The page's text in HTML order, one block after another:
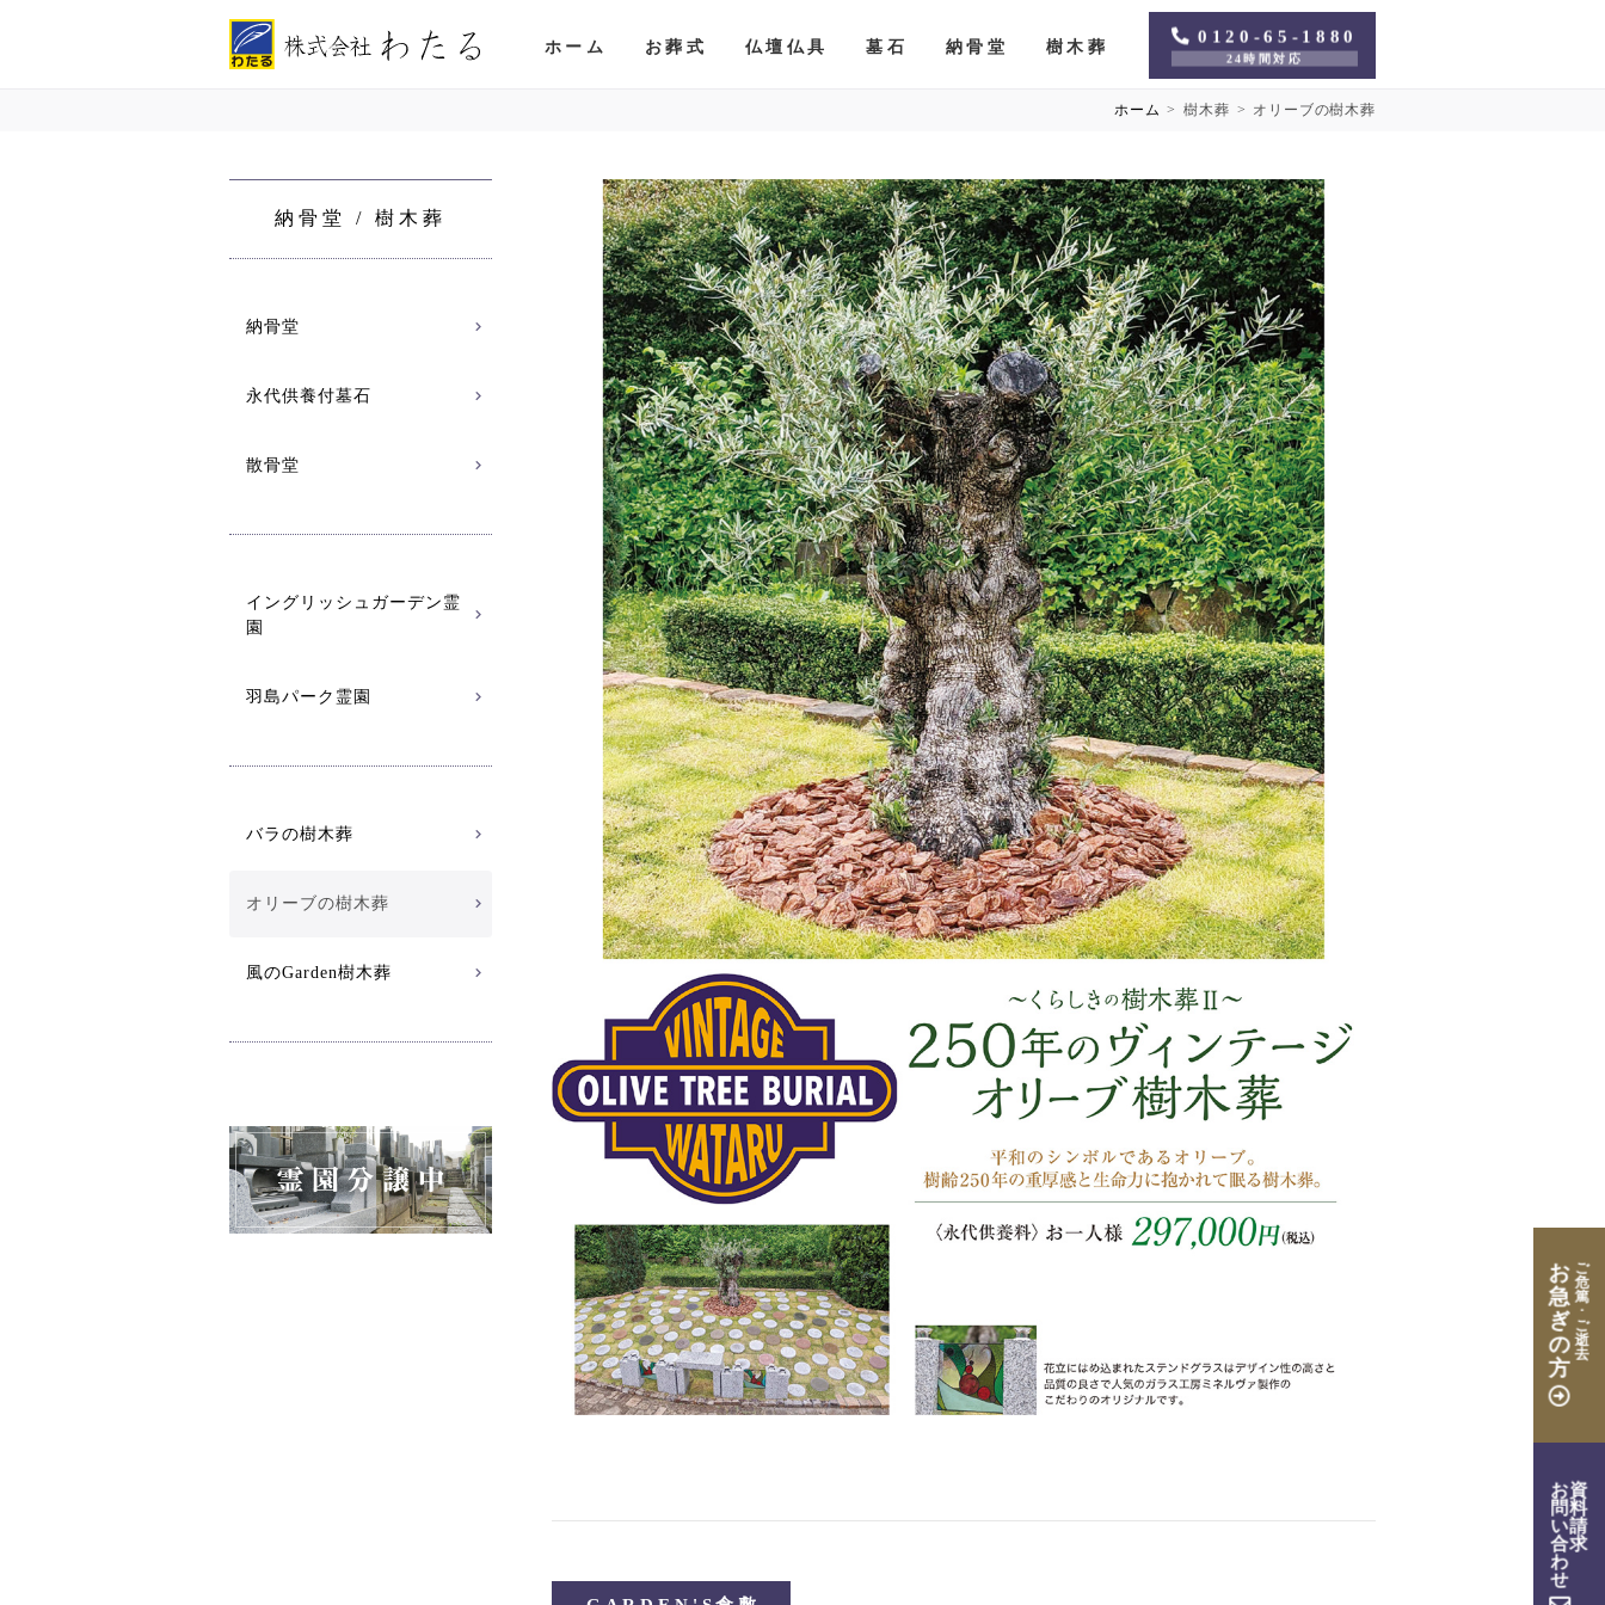
ホーム お葬式 仏壇仏具 墓石 納骨堂 樹木葬
0120-65-1880
24時間対応
選べるプラン
鴨方ホール
笠岡ホール
ハナリエ金光
ハナリエ里庄
おすすめの石種
お墓ができるまでの流れ
お墓の価格について
草のおなやみ
散骨堂
イングリッシュガーデン霊園
羽島パーク霊園
風のGarden樹木葬
イングリッシュガーデン霊園
羽島パーク霊園
ホーム > 樹木葬 > オリーブの樹木葬
納骨堂 / 樹木葬
納骨堂
永代供養付墓石
散骨堂
イングリッシュガーデン霊
園
羽島パーク霊園
バラの樹木葬
オリーブの樹木葬
風のGarden樹木葬
ご
危
篤
･
ご
逝
去
お
急
ぎ
の
方
資
料
請
求
お
問
い
合
わ
せ